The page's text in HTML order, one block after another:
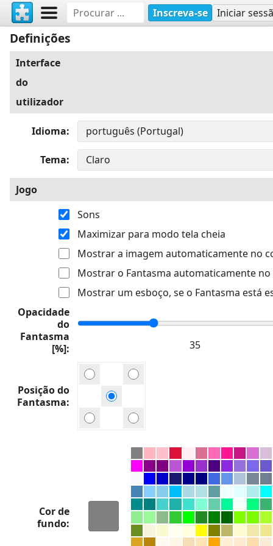
Inscreva-se Iniciar
Definições
Interface
do
utilizador
Idioma
Tema
Jogo
Sons
Maximizar para modo tela cheia
Mostrar a imagem automaticamente no
Mostrar o Fantasma automaticamente no
Mostrar um esboço, se o Fantasma está
Opacidade
do
Fantasma
[%]
Posição do
Fantasma
Cor de
fundo